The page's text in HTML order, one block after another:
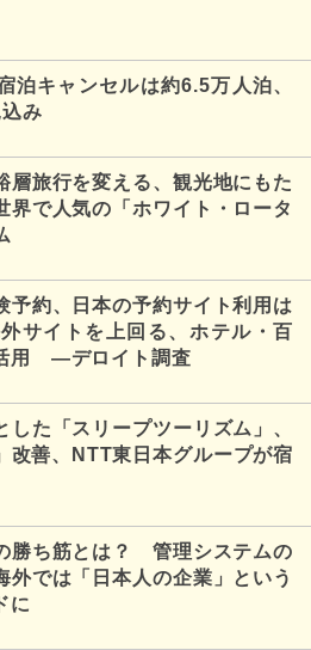
泊キャンセルは約6.5万人泊、
み
層旅行を変える、観光地にもた
界で人気の「ホワイト・ロータ
予約、日本の予約サイト利用は
サイトを上回る、ホテル・百
用 ―デロイト調査
した「スリープツーリズム」、
改善、NTT東日本グループが宿
勝ち筋とは？ 管理システムの
外では「日本人の企業」という
に